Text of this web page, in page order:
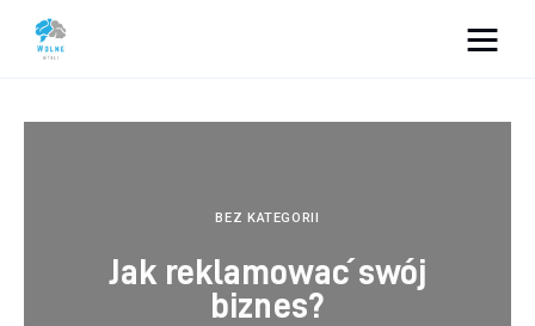
Dom i ogród
BEZ KATEGORII
Jak reklamować swój
biznes?